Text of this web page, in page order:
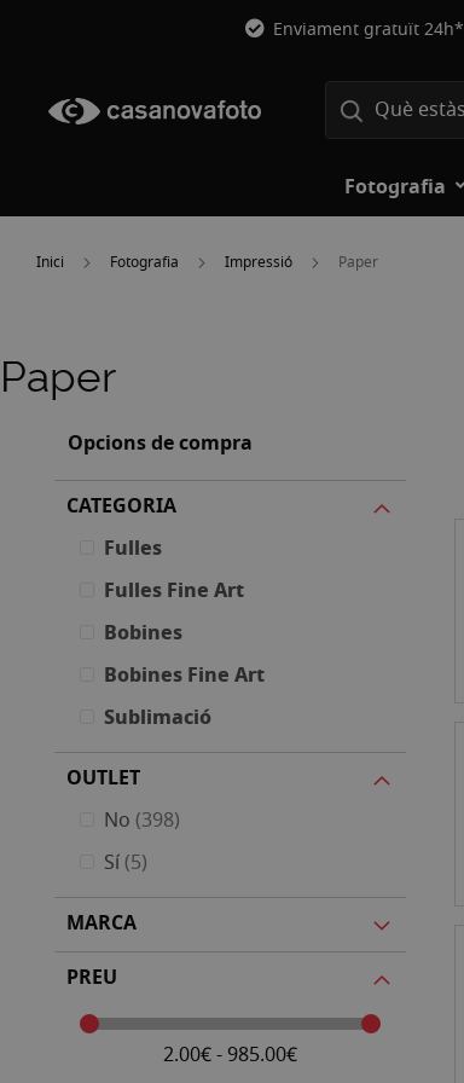
Enviament gratuït 24h*
Fotografia
Inici Fotografia Impressió Paper
Paper
Opcions de compra
CATEGORIA
Fulles
Fulles Fine Art
Bobines
Bobines Fine Art
Sublimació
OUTLET
No 398
articles
Sí 5
articles
MARCA
PREU
2.00€ - 985.00€